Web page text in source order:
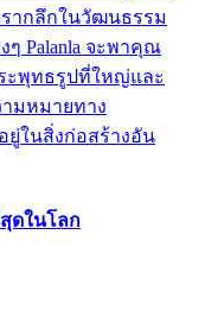
ากลึกในวัฒนธรรม
Palanla จะพาคุณ
ะพุทธรูปที่ใหญ่และ
มหมายทาง
ในสิ่งก่อสร้างอัน
ดในโลก